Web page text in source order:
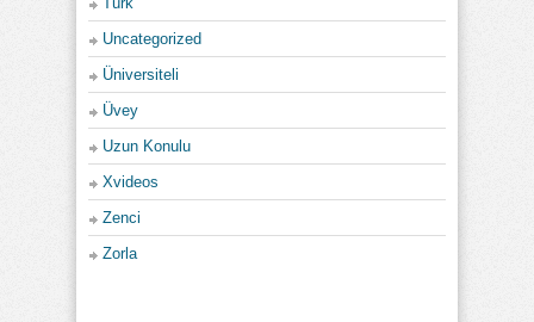
Uncategorized
Üniversiteli
Üvey
Uzun Konulu
Xvideos
Zenci
Zorla